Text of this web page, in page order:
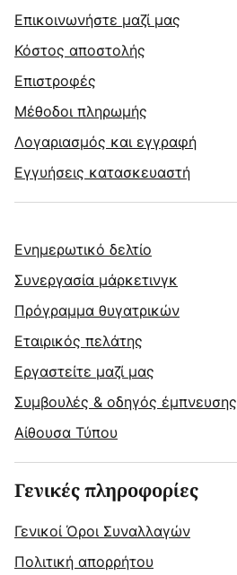
Επικοινωνήστε μαζί μας
Κόστος αποστολής
Επιστροφές
Μέθοδοι πληρωμής
Λογαριασμός και εγγραφή
Εγγυήσεις κατασκευαστή
Ενημερωτικό δελτίο
Συνεργασία μάρκετινγκ
Πρόγραμμα θυγατρικών
Εταιρικός πελάτης
Εργαστείτε μαζί μας
Συμβουλές & οδηγός έμπνευσης
Αίθουσα Τύπου
Γενικές πληροφορίες
Γενικοί Όροι Συναλλαγών
Πολιτική απορρήτου